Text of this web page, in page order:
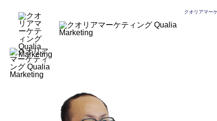
クオリアマー